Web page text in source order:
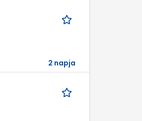
2 napja